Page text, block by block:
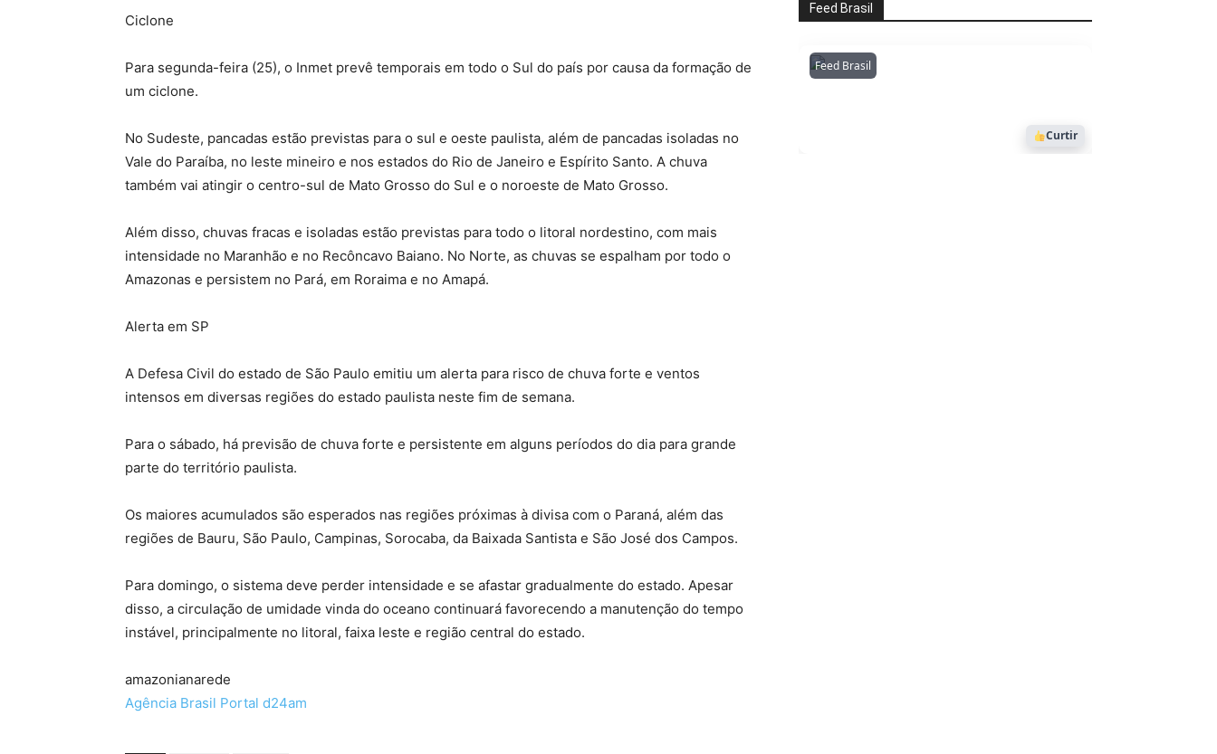
Ciclone
Para segunda-feira (25), o Inmet prevê temporais em todo o Sul do país por causa da formação de
um ciclone.
No Sudeste, pancadas estão previstas para o sul e oeste paulista, além de pancadas isoladas no
Vale do Paraíba, no leste mineiro e nos estados do Rio de Janeiro e Espírito Santo. A chuva
também vai atingir o centro-sul de Mato Grosso do Sul e o noroeste de Mato Grosso.
Além disso, chuvas fracas e isoladas estão previstas para todo o litoral nordestino, com mais
intensidade no Maranhão e no Recôncavo Baiano. No Norte, as chuvas se espalham por todo o
Amazonas e persistem no Pará, em Roraima e no Amapá.
Alerta em SP
A Defesa Civil do estado de São Paulo emitiu um alerta para risco de chuva forte e ventos
intensos em diversas regiões do estado paulista neste fim de semana.
Para o sábado, há previsão de chuva forte e persistente em alguns períodos do dia para grande
parte do território paulista.
Os maiores acumulados são esperados nas regiões próximas à divisa com o Paraná, além das
regiões de Bauru, São Paulo, Campinas, Sorocaba, da Baixada Santista e São José dos Campos.
Para domingo, o sistema deve perder intensidade e se afastar gradualmente do estado. Apesar
disso, a circulação de umidade vinda do oceano continuará favorecendo a manutenção do tempo
instável, principalmente no litoral, faixa leste e região central do estado.
amazonianarede
Agência Brasil Portal d24am
Feed Brasil
Feed BrasilAmazonianarede
1053
Curtir